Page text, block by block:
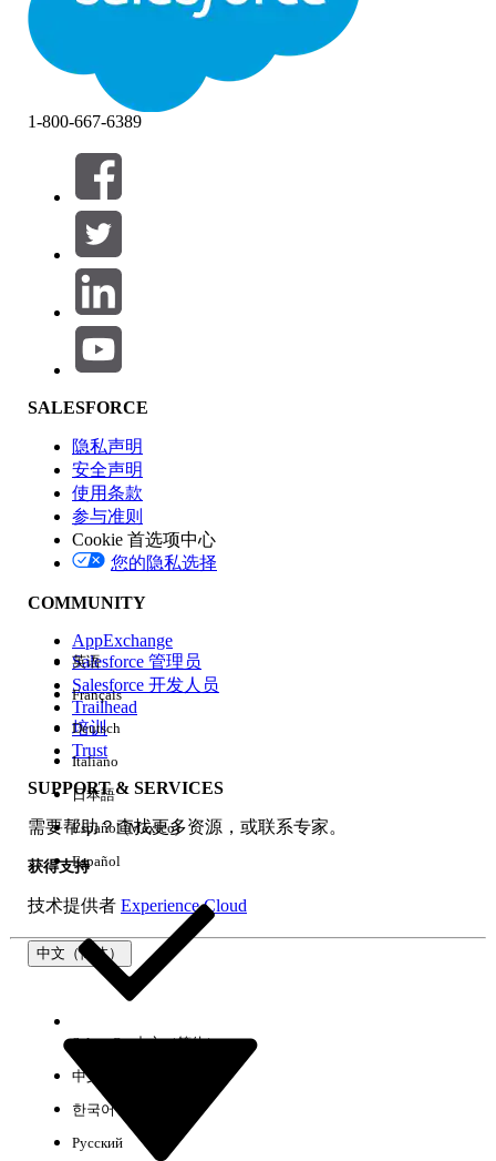
筛选器 (0)
选择筛选器
产品区域
功能影响
版本
体验
1-800-667-6389
SALESFORCE
隐私声明
安全声明
使用条款
参与准则
Cookie 首选项中心
您的隐私选择
COMMUNITY
AppExchange
Salesforce 管理员
Salesforce 开发人员
Trailhead
培训
Trust
SUPPORT & SERVICES
需要帮助？查找更多资源，或联系专家。
获得支持
技术提供者 Experience Cloud
中文（简体）
英语
Français
Deutsch
Italiano
日本語
Español (México)
Español
Select Org中文（简体）
中文（繁体）
한국어
Русский